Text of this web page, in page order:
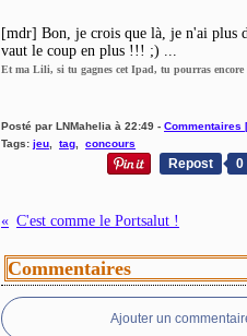
[mdr] Bon, je crois que là, je n'ai plus
vaut le coup en plus !!! ;) ...
Et ma Lili, si tu gagnes cet Ipad, tu pourras
Posté par LNMahelia à 22:49 - Commentaires [
Tags: jeu tag concours
Repost 0
C'est comme le Portsalut !
Commentaires
Ajouter un